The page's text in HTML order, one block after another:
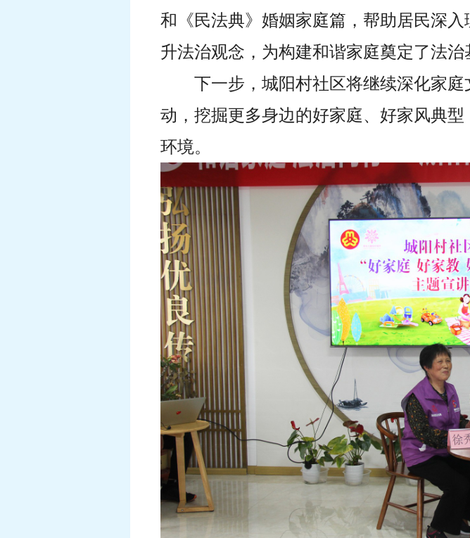
和《民法典》婚姻家庭篇，帮助居民深
升法治观念，为构建和谐家庭奠定了法治
下一步，城阳村社区将继续深化家
动，挖掘更多身边的好家庭、好家风典
环境。